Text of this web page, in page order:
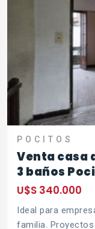
POCITOS
Venta casa
3 baños
U$S 340.000
Ideal para
familia. Proyectos